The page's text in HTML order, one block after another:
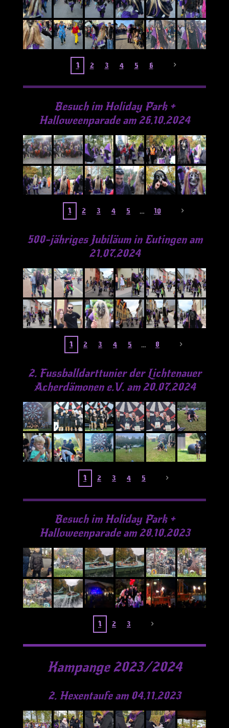
1 2 3 4 5 6
Besuch im Holiday Park +
Halloweenparade am 26.10.2024
1 2 3 4 5 10
500-jähriges Jubiläum in Eutingen am
21.07.2024
1 2 3 4 5 8
2. Fussballdarttunier der Lichtenauer
Acherdämonen e.V. am 20.07.2024
1 2 3 4 5
Besuch im Holiday Park +
Halloweenparade am 28.10.2023
1 2 3
Kampange 2023/2024
2. Hexentaufe am 04.11.2023